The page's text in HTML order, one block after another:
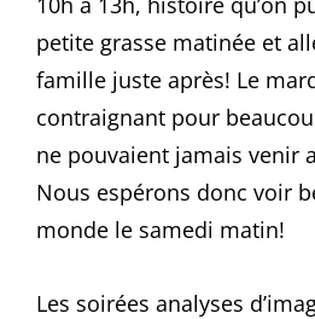
petite grasse matinée et
famille juste après! Le
contraignant pour
ne pouvaient jamais venir
Nous espérons donc voir
monde le samedi matin!
Les soirées analyses